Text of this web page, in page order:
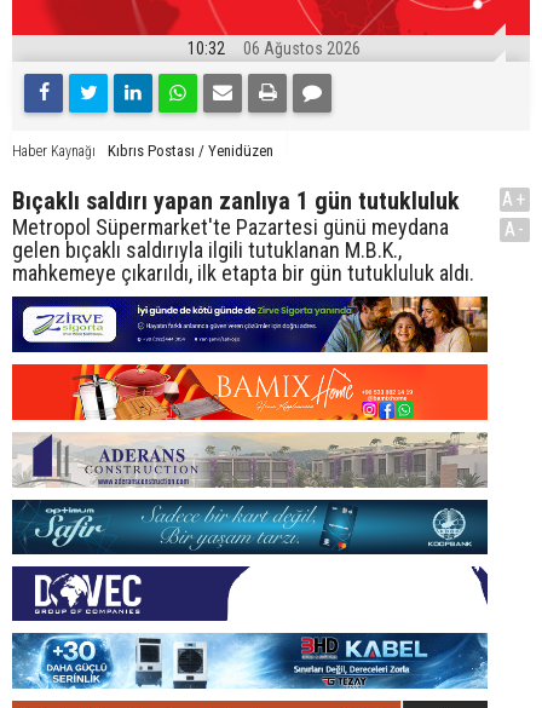
10:32 06 Ağustos 2026
Haber Kaynağı Kıbrıs Postası / Yenidüzen
Bıçaklı saldırı yapan zanlıya 1 gün tutukluluk
Metropol Süpermarket'te Pazartesi günü meydana
gelen bıçaklı saldırıyla ilgili tutuklanan M.B.K.,
mahkemeye çıkarıldı, ilk etapta bir gün tutukluluk aldı.
A+
A-